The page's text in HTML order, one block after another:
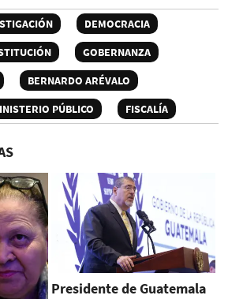
DEMOCRACIA
GOBERNANZA
BERNARDO ARÉVALO
PÚBLICO FISCALÍA
Presidente de Guatemala